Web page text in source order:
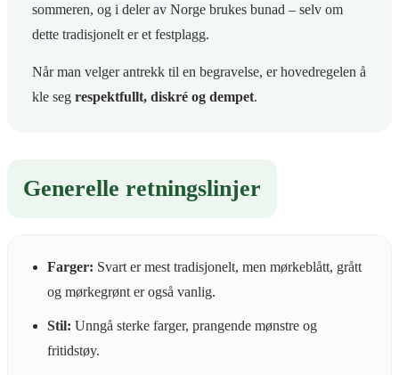
sommeren, og i deler av Norge brukes bunad – selv om
dette tradisjonelt er et festplagg.
Når man velger antrekk til en begravelse, er hovedregelen å
kle seg respektfullt, diskré og dempet.
Generelle retningslinjer
Farger: Svart er mest tradisjonelt, men mørkeblått, grått
og mørkegrønt er også vanlig.
Stil: Unngå sterke farger, prangende mønstre og
fritidstøy.